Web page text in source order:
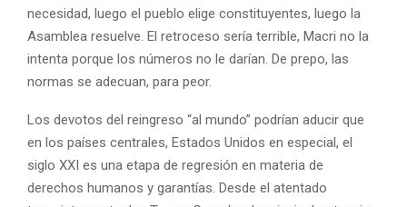
necesidad, luego el pueblo elige constituyentes, luego la
Asamblea resuelve. El retroceso sería terrible, Macri no la
intenta porque los números no le darían. De prepo, las
normas se adecuan, para peor.
Los devotos del reingreso “al mundo” podrían aducir que
en los países centrales, Estados Unidos en especial, el
siglo XXI es una etapa de regresión en materia de
derechos humanos y garantías. Desde el atentado